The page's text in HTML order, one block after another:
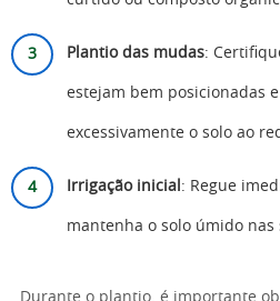
Plantio das mudas:
estejam bem posicionadas
excessivamente o solo ao
Irrigação inicial : Regue
mantenha o solo úmido nas